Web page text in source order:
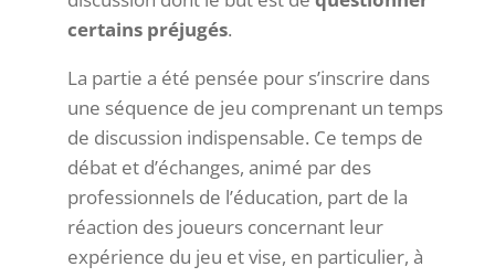
certains préjugés.
La partie a été pensée pour s’inscrire dans
une séquence de jeu comprenant un temps
de discussion indispensable. Ce temps de
débat et d’échanges, animé par des
professionnels de l’éducation, part de la
réaction des joueurs concernant leur
expérience du jeu et vise, en particulier, à